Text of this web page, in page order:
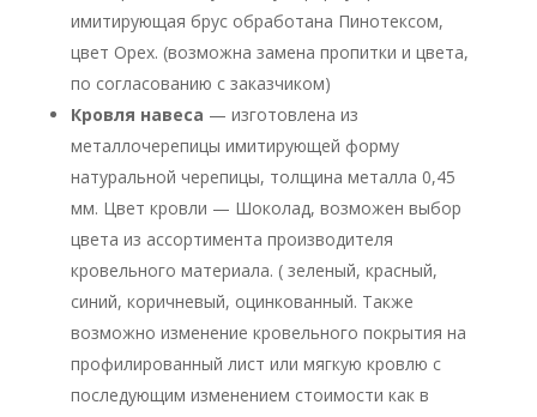
имитирующая брус обработана Пинотексом,
цвет Орех. (возможна замена пропитки и цвета,
по согласованию с заказчиком)
Кровля навеса — изготовлена из
металлочерепицы имитирующей форму
натуральной черепицы, толщина металла 0,45
мм. Цвет кровли — Шоколад, возможен выбор
цвета из ассортимента производителя
кровельного материала. ( зеленый, красный,
синий, коричневый, оцинкованный. Также
возможно изменение кровельного покрытия на
профилированный лист или мягкую кровлю с
последующим изменением стоимости как в